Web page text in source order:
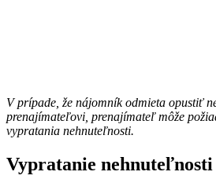
V prípade, že nájomník odmieta opustiť
prenajímateľovi, prenajímateľ môže
vypratania nehnuteľnosti.
Vypratanie nehnuteľnosti